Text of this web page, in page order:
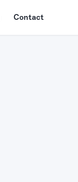
Contact